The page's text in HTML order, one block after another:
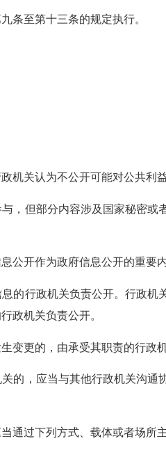
条至第十三条的规定执行。
关认为不公开可能对公共利益
，但部分内容涉及国家秘密
开作为政府信息公开的重要
的行政机关负责公开。行政
政机关负责公开。
更的，由承受其职责的行政机
的，应当与其他行政机关沟
通过下列方式、载体或者场所